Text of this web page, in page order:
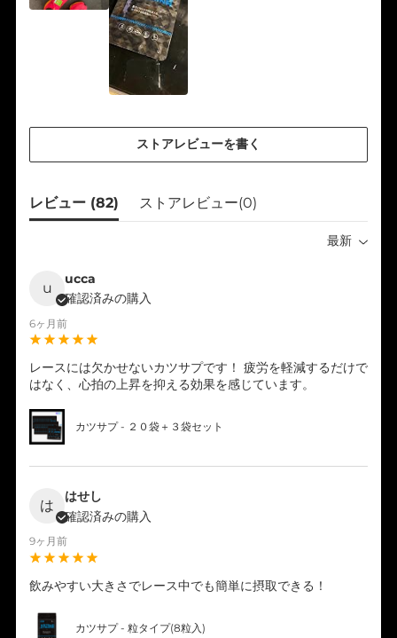
ストアレビューを書く
レビュー (82) ストアレビュー(0)
最新
u
ucca
確認済みの購入
6ヶ月前
レースには欠かせないカツサプです！ 疲労を軽減するだけで
はなく、心拍の上昇を抑える効果を感じています。
カツサプ - ２０袋＋３袋セット
は
はせし
確認済みの購入
9ヶ月前
飲みやすい大きさでレース中でも簡単に摂取できる！
カツサプ - 粒タイプ(8粒入)